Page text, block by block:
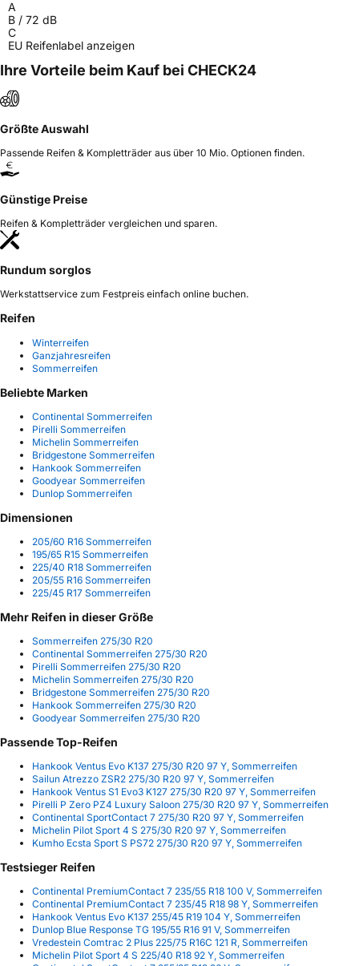
A
B / 72 dB
C
EU Reifenlabel anzeigen
Ihre Vorteile beim Kauf bei CHECK24
Größte Auswahl
Passende Reifen & Kompletträder aus über 10 Mio. Optionen finden.
Günstige Preise
Reifen & Kompletträder vergleichen und sparen.
Rundum sorglos
Werkstattservice zum Festpreis einfach online buchen.
Reifen
Winterreifen
Ganzjahresreifen
Sommerreifen
Beliebte Marken
Continental Sommerreifen
Pirelli Sommerreifen
Michelin Sommerreifen
Bridgestone Sommerreifen
Hankook Sommerreifen
Goodyear Sommerreifen
Dunlop Sommerreifen
Dimensionen
205/60 R16 Sommerreifen
195/65 R15 Sommerreifen
225/40 R18 Sommerreifen
205/55 R16 Sommerreifen
225/45 R17 Sommerreifen
Mehr Reifen in dieser Größe
Sommerreifen 275/30 R20
Continental Sommerreifen 275/30 R20
Pirelli Sommerreifen 275/30 R20
Michelin Sommerreifen 275/30 R20
Bridgestone Sommerreifen 275/30 R20
Hankook Sommerreifen 275/30 R20
Goodyear Sommerreifen 275/30 R20
Passende Top-Reifen
Hankook Ventus Evo K137 275/30 R20 97 Y, Sommerreifen
Sailun Atrezzo ZSR2 275/30 R20 97 Y, Sommerreifen
Hankook Ventus S1 Evo3 K127 275/30 R20 97 Y, Sommerreifen
Pirelli P Zero PZ4 Luxury Saloon 275/30 R20 97 Y, Sommerreifen
Continental SportContact 7 275/30 R20 97 Y, Sommerreifen
Michelin Pilot Sport 4 S 275/30 R20 97 Y, Sommerreifen
Kumho Ecsta Sport S PS72 275/30 R20 97 Y, Sommerreifen
Testsieger Reifen
Continental PremiumContact 7 235/55 R18 100 V, Sommerreifen
Continental PremiumContact 7 235/45 R18 98 Y, Sommerreifen
Hankook Ventus Evo K137 255/45 R19 104 Y, Sommerreifen
Dunlop Blue Response TG 195/55 R16 91 V, Sommerreifen
Vredestein Comtrac 2 Plus 225/75 R16C 121 R, Sommerreifen
Michelin Pilot Sport 4 S 225/40 R18 92 Y, Sommerreifen